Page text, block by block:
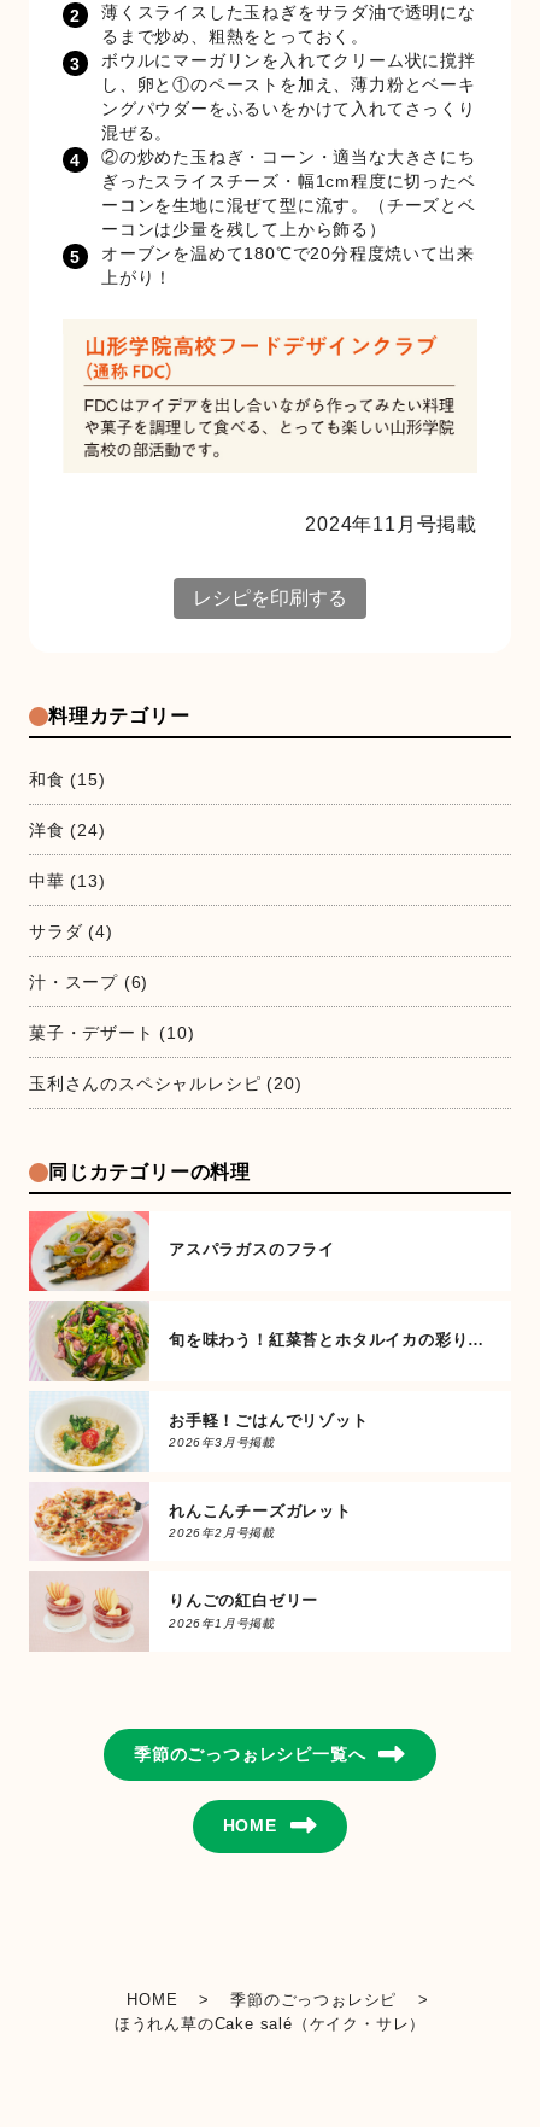
薄くスライスした玉ねぎをサラダ油で透明にな
るまで炒め、粗熱をとっておく。
ボウルにマーガリンを入れてクリーム状に撹拌
し、卵と①のペーストを加え、薄力粉とベーキ
ングパウダーをふるいをかけて入れてさっくり
混ぜる。
②の炒めた玉ねぎ・コーン・適当な大きさにち
ぎったスライスチーズ・幅1cm程度に切ったベ
ーコンを生地に混ぜて型に流す。（チーズとベ
ーコンは少量を残して上から飾る）
オーブンを温めて180℃で20分程度焼いて出来
上がり！
2024年11月号掲載
レシピを印刷する
料理カテゴリー
和食(15)
洋食(24)
中華(13)
サラダ(4)
汁・スープ (6)
菓子・デザート(10)
玉利さんのスペシャルレシピ(20)
同じカテゴリーの料理
アスパラガスのフライ
旬を味わう！紅菜苔とホタルイカの彩りパスタ
お手軽！ごはんでリゾット
2026年3月号掲載
れんこんチーズガレット
2026年2月号掲載
りんごの紅白ゼリー
2026年1月号掲載
季節のごっつぉレシピ一覧へ
HOME
HOME > 季節のごっつぉレシピ
>
ほうれん草のCake salé（ケイク・サレ）